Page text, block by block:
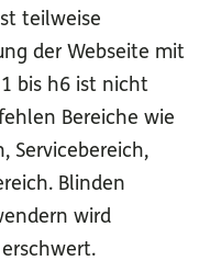
teilweise
der Webseite mit
bis h6 ist nicht
Bereiche wie
Servicebereich,
Blinden
wird